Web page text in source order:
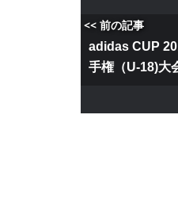
<< 前の記事
adidas CUP
手権（U-18)